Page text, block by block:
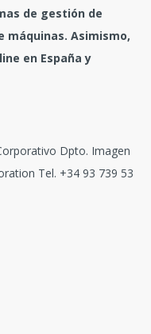
de gestión de
máquinas. Asimismo,
en España y
Dpto. Imagen
Tel. +34 93 739 53